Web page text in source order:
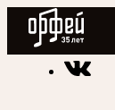
Радио Орфей
Радио